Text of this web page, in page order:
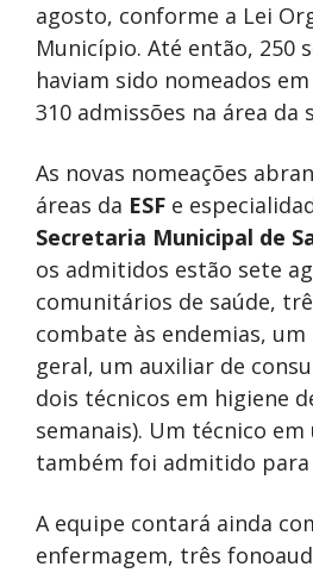
agosto, conforme a Lei
Município. Até então, 250
haviam sido nomeados
310 admissões na área da
As novas nomeações
áreas da ESF e
Secretaria Municipal de
os admitidos estão sete
comunitários de saúde,
combate às endemias,
geral, um auxiliar de
dois técnicos em higiene
semanais). Um técnico em
também foi admitido para
A equipe contará ainda
enfermagem, três